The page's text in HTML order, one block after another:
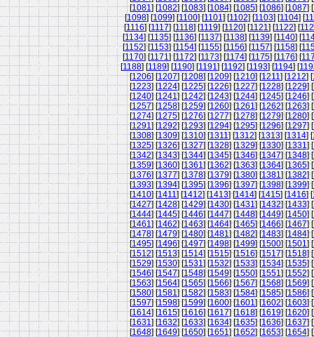
[1081] [1082] [1083] [1084] [1085] [1086] [1087] [
[1098] [1099] [1100] [1101] [1102] [1103] [1104] [
[1116] [1117] [1118] [1119] [1120] [1121] [1122] [
[1134] [1135] [1136] [1137] [1138] [1139] [1140] [
[1152] [1153] [1154] [1155] [1156] [1157] [1158] [
[1170] [1171] [1172] [1173] [1174] [1175] [1176] [
[1188] [1189] [1190] [1191] [1192] [1193] [1194] [
[1206] [1207] [1208] [1209] [1210] [1211] [1212] [
[1223] [1224] [1225] [1226] [1227] [1228] [1229] [
[1240] [1241] [1242] [1243] [1244] [1245] [1246] [
[1257] [1258] [1259] [1260] [1261] [1262] [1263] [
[1274] [1275] [1276] [1277] [1278] [1279] [1280] [
[1291] [1292] [1293] [1294] [1295] [1296] [1297] [
[1308] [1309] [1310] [1311] [1312] [1313] [1314] [
[1325] [1326] [1327] [1328] [1329] [1330] [1331] [
[1342] [1343] [1344] [1345] [1346] [1347] [1348] [
[1359] [1360] [1361] [1362] [1363] [1364] [1365] [
[1376] [1377] [1378] [1379] [1380] [1381] [1382] [
[1393] [1394] [1395] [1396] [1397] [1398] [1399] [
[1410] [1411] [1412] [1413] [1414] [1415] [1416] [
[1427] [1428] [1429] [1430] [1431] [1432] [1433] [
[1444] [1445] [1446] [1447] [1448] [1449] [1450] [
[1461] [1462] [1463] [1464] [1465] [1466] [1467] [
[1478] [1479] [1480] [1481] [1482] [1483] [1484] [
[1495] [1496] [1497] [1498] [1499] [1500] [1501] [
[1512] [1513] [1514] [1515] [1516] [1517] [1518] [
[1529] [1530] [1531] [1532] [1533] [1534] [1535] [
[1546] [1547] [1548] [1549] [1550] [1551] [1552] [
[1563] [1564] [1565] [1566] [1567] [1568] [1569] [
[1580] [1581] [1582] [1583] [1584] [1585] [1586] [
[1597] [1598] [1599] [1600] [1601] [1602] [1603] [
[1614] [1615] [1616] [1617] [1618] [1619] [1620] [
[1631] [1632] [1633] [1634] [1635] [1636] [1637] [
[1648] [1649] [1650] [1651] [1652] [1653] [1654] [